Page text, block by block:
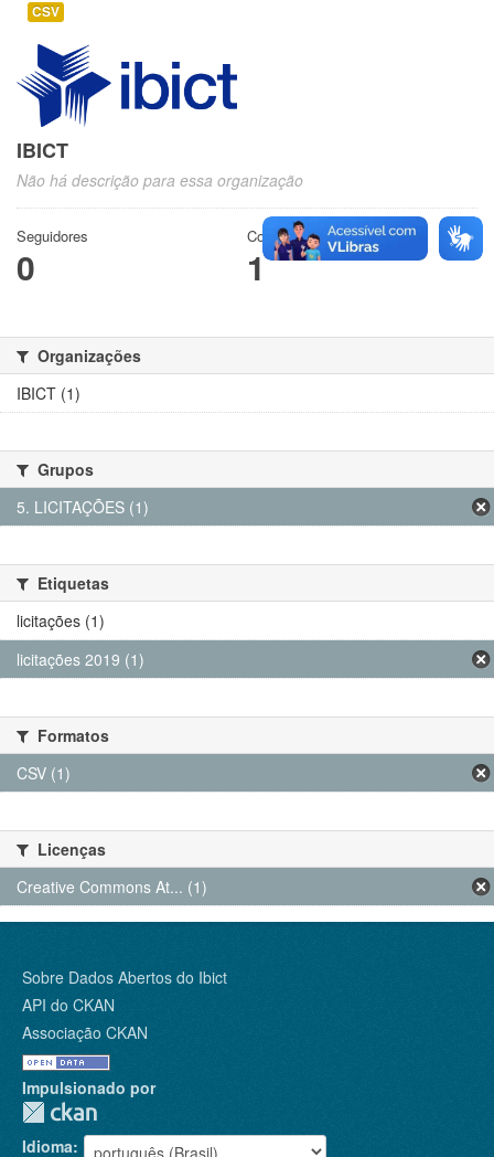
CSV
IBICT
Não há descrição para essa organização
Seguidores
0
Conjuntos de dados
1
Organizações
IBICT (1)
Grupos
5. LICITAÇÕES (1)
Etiquetas
licitações (1)
licitações 2019 (1)
Formatos
CSV (1)
Licenças
Creative Commons At... (1)
Sobre Dados Abertos do Ibict
API do CKAN
Associação CKAN
Impulsionado por
Idioma